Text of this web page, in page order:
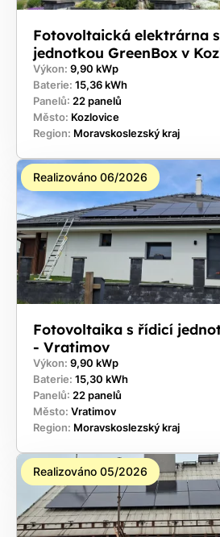
Fotovoltaická elektrárna
jednotkou GreenBox v
Výkon: 9,90 kWp
Baterie: 15,36 kWh
Panelů: 22 panelů
Město: Kozlovice
Region: Moravskoslezský kraj
Realizováno 06/2026
Fotovoltaika s řídicí
- Vratimov
Výkon: 9,90 kWp
Baterie: 15,30 kWh
Panelů: 22 panelů
Město: Vratimov
Region: Moravskoslezský kraj
Realizováno 05/2026